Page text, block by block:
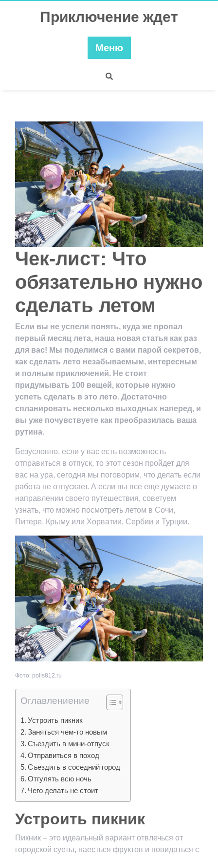
Приключение ждет
Меню
Чек-лист: Что
обязательно нужно
сделать летом
Если вы не успели понять, куда же пропал
первый месяц лета, наша новая статья как раз
для вас! Мы поделимся с вами парой секретов,
как сделать лето незабываемым, интересным
и полным приключений. Не стоит
придумывать 100 вещей, которые нужно
успеть сделать в это лето. Достаточно
спланировать несколько выходных наперед, и
вы уже почувствуете как преобразилась ваша
рутина.
Безусловно, если у вас есть возможность
отправиться в отпуск, то этот сезон пройдет для
вас на ура, сегодня мы поговорим, что делать если
работа не отпускает. А если вы все еще думаете о
направлении своего путешествия, советуем
узнать, что можно посмотреть летом в Сочи,
Питере, Крыму или Хорватии, Сербии и Турции.
Фото: polis812.ru
Оглавлениение
Устроить пикник
Заняться чем-то новым
Съездить в мини-отпуск
Отправиться в поход
Съездить в соседний город
Отгулять всю ночь
Чего делать не стоит
Устроить пикник
Пикник – это идеальный вариант отвлечься от
городской суеты, наесться фруктов и повидаться с